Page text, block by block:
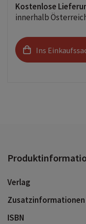
Kostenlose
innerhalb
Ins
Verlag
Zusatzinformationen
ISBN